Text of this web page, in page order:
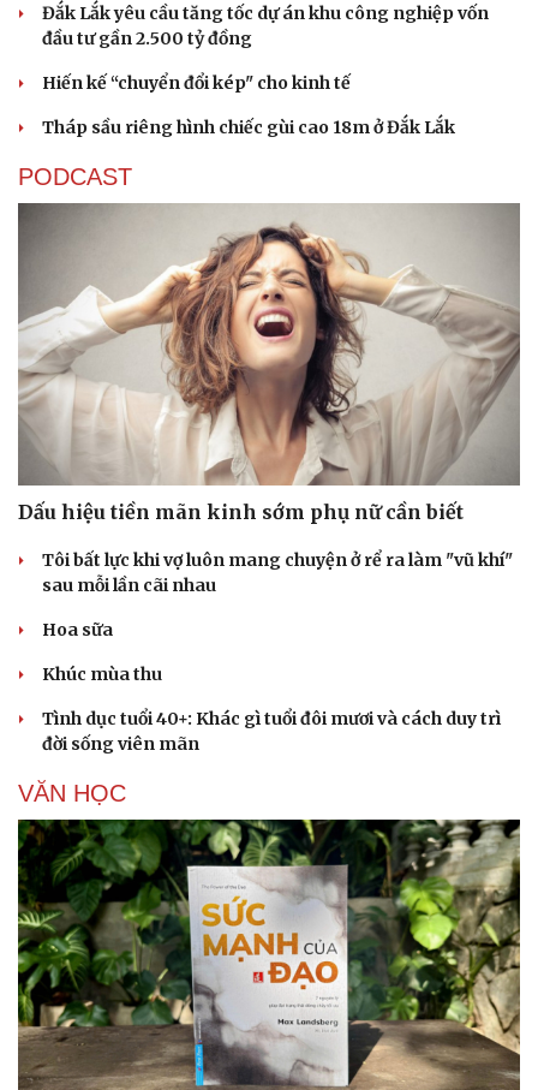
Cải chính
Đắk Lắk yêu cầu tăng tốc dự án khu công nghiệp vốn
đầu tư gần 2.500 tỷ đồng
Hiến kế “chuyển đổi kép" cho kinh tế
Tháp sầu riêng hình chiếc gùi cao 18m ở Đắk Lắk
PODCAST
Dấu hiệu tiền mãn kinh sớm phụ nữ cần biết
Tôi bất lực khi vợ luôn mang chuyện ở rể ra làm "vũ khí"
sau mỗi lần cãi nhau
Hoa sữa
Khúc mùa thu
Tình dục tuổi 40+: Khác gì tuổi đôi mươi và cách duy trì
đời sống viên mãn
VĂN HỌC